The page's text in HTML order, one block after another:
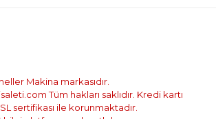
Makina markasıdır.
Tüm hakları saklıdır. Kredi kartı
sertifikası ile korunmaktadır.